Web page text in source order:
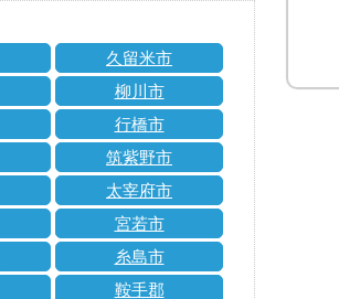
久留米市
柳川市
行橋市
筑紫野市
太宰府市
宮若市
糸島市
鞍手郡